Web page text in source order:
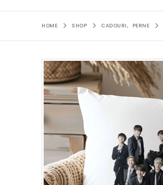
HOME SHOP CADOURI, PERNE